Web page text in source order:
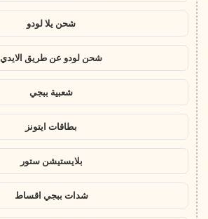
شحن يلا لودو
شحن لودو عن طريق الايدي
شعبية ببجي
بطاقات ايتونز
بلايستيشن ستور
شدات ببجي اقساط